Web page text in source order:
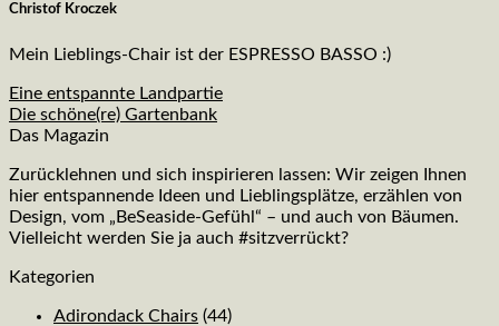
Christof Kroczek
Mein Lieblings-Chair ist der ESPRESSO BASSO :)
Eine entspannte Landpartie
Die schöne(re) Gartenbank
Das Magazin
Zurücklehnen und sich inspirieren lassen: Wir zeigen Ihnen
hier entspannende Ideen und Lieblingsplätze, erzählen von
Design, vom „BeSeaside-Gefühl“ – und auch von Bäumen.
Vielleicht werden Sie ja auch #sitzverrückt?
Kategorien
Adirondack Chairs (44)